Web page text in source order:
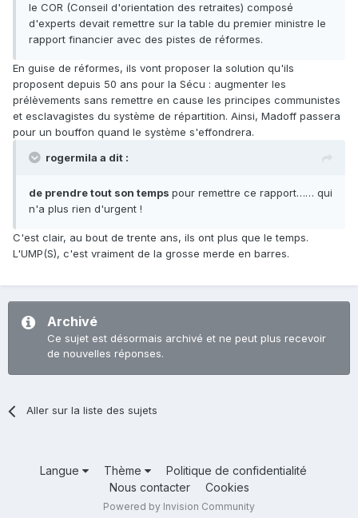
le COR (Conseil d'orientation des retraites) composé
d'experts devait remettre sur la table du premier ministre le
rapport financier avec des pistes de réformes.
En guise de réformes, ils vont proposer la solution qu'ils
proposent depuis 50 ans pour la Sécu : augmenter les
prélèvements sans remettre en cause les principes communistes
et esclavagistes du système de répartition. Ainsi, Madoff passera
pour un bouffon quand le système s'effondrera.
rogermila a dit :
de prendre tout son temps pour remettre ce rapport…… qui
n'a plus rien d'urgent !
C'est clair, au bout de trente ans, ils ont plus que le temps.
L'UMP(S), c'est vraiment de la grosse merde en barres.
Archivé
Ce sujet est désormais archivé et ne peut plus recevoir
de nouvelles réponses.
Aller sur la liste des sujets
Langue Thème
Politique de confidentialité
Nous contacter
Cookies
Powered by Invision Community